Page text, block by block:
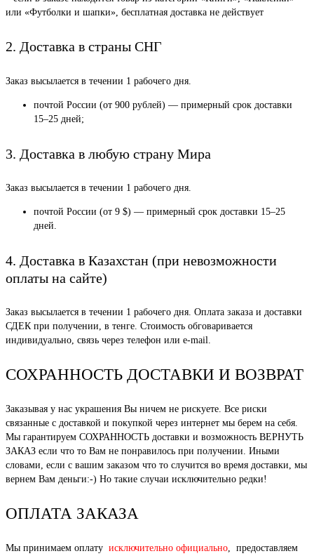
или «Футболки и шапки», бесплатная доставка не действует
2. Доставка в страны СНГ
Заказ высылается в течении 1 рабочего дня.
почтой России (от 900 рублей) — примерный срок доставки
15–25 дней;
3. Доставка в любую страну Мира
Заказ высылается в течении 1 рабочего дня.
почтой России (от 9 $) — примерный срок доставки 15–25
дней.
4. Доставка в Казахстан (при невозможности
оплаты на сайте)
Заказ высылается в течении 1 рабочего дня. Оплата заказа и доставки
СДЕК при получении, в тенге. Стоимость обговаривается
индивидуально, связь через телефон или e-mail.
СОХРАННОСТЬ ДОСТАВКИ И ВОЗВРАТ
Заказывая у нас украшения Вы ничем не рискуете. Все риски
связанные с доставкой и покупкой через интернет мы берем на себя.
Мы гарантируем СОХРАННОСТЬ доставки и возможность ВЕРНУТЬ
ЗАКАЗ если что то Вам не понравилось при получении. Иными
словами, если с вашим заказом что то случится во время доставки, мы
вернем Вам деньги:-) Но такие случаи исключительно редки!
ОПЛАТА ЗАКАЗА
Мы принимаем оплату исключительно официально, предоставляем